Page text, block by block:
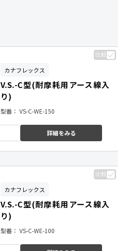
比較
カナフレックス
V.S.-C型(耐摩耗用アース線入
り)
型番： VS-C-WE-150
詳細をみる
比較
カナフレックス
V.S.-C型(耐摩耗用アース線入
り)
型番： VS-C-WE-100